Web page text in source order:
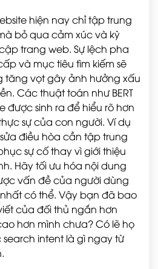
hiện nay chỉ tập trung
bỏ qua cảm xúc và kỳ
trang web. Sự lệch pha
và mục tiêu tìm kiếm sẽ
tăng vọt gây ảnh hưởng xấu
Các thuật toán như BERT
được sinh ra để hiểu rõ hơn
sự của con người. Ví dụ
điều hòa cần tập trung
sự cố thay vì giới thiệu
Hãy tối ưu hóa nội dung
vấn đề của người dùng
có thể. Vậy bạn đã bao
của đối thủ ngắn hơn
hơn mình chưa? Có lẽ họ
intent là gì ngay từ